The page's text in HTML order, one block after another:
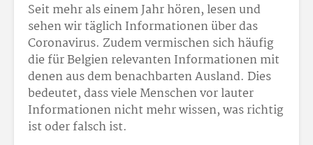
Seit mehr als einem Jahr hören, lesen und
sehen wir täglich Informationen über das
Coronavirus. Zudem vermischen sich häufig
die für Belgien relevanten Informationen mit
denen aus dem benachbarten Ausland. Dies
bedeutet, dass viele Menschen vor lauter
Informationen nicht mehr wissen, was richtig
ist oder falsch ist.